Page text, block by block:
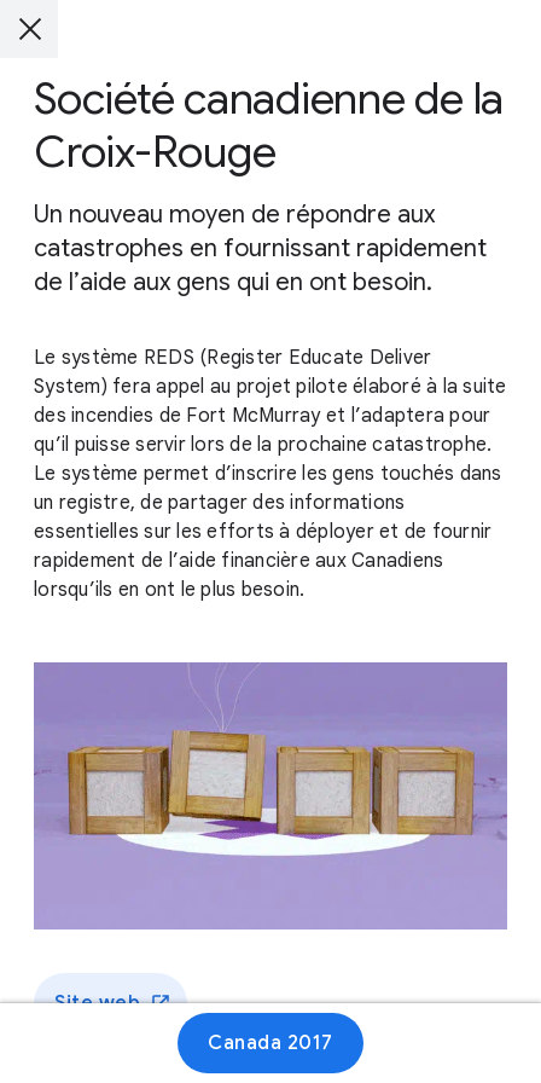
Société canadienne de la
Croix-Rouge
Un nouveau moyen de répondre aux
catastrophes en fournissant rapidement
de l’aide aux gens qui en ont besoin.
Le système REDS (Register Educate Deliver
System) fera appel au projet pilote élaboré à la suite
des incendies de Fort McMurray et l’adaptera pour
qu’il puisse servir lors de la prochaine catastrophe.
Le système permet d’inscrire les gens touchés dans
un registre, de partager des informations
essentielles sur les efforts à déployer et de fournir
rapidement de l’aide financière aux Canadiens
lorsqu’ils en ont le plus besoin.
Site web
Canada 2017